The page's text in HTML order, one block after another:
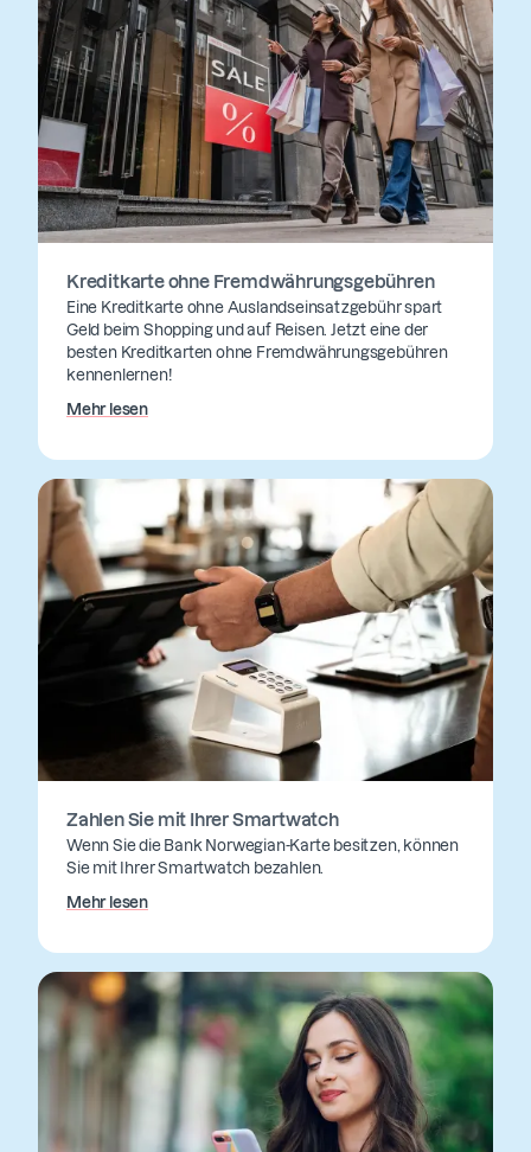
Kreditkarte ohne Fremdwährungsgebühren
Eine Kreditkarte ohne Auslandseinsatzgebühr spart
Geld beim Shopping und auf Reisen. Jetzt eine der
besten Kreditkarten ohne Fremdwährungsgebühren
kennenlernen!
Mehr lesen
Zahlen Sie mit Ihrer Smartwatch
Wenn Sie die Bank Norwegian-Karte besitzen, können
Sie mit Ihrer Smartwatch bezahlen.
Mehr lesen